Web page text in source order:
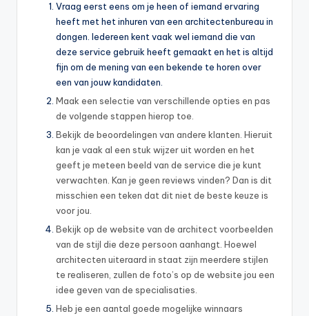
Vraag eerst eens om je heen of iemand ervaring
heeft met het inhuren van een architectenbureau in
dongen. Iedereen kent vaak wel iemand die van
deze service gebruik heeft gemaakt en het is altijd
fijn om de mening van een bekende te horen over
een van jouw kandidaten.
Maak een selectie van verschillende opties en pas
de volgende stappen hierop toe.
Bekijk de beoordelingen van andere klanten. Hieruit
kan je vaak al een stuk wijzer uit worden en het
geeft je meteen beeld van de service die je kunt
verwachten. Kan je geen reviews vinden? Dan is dit
misschien een teken dat dit niet de beste keuze is
voor jou.
Bekijk op de website van de architect voorbeelden
van de stijl die deze persoon aanhangt. Hoewel
architecten uiteraard in staat zijn meerdere stijlen
te realiseren, zullen de foto’s op de website jou een
idee geven van de specialisaties.
Heb je een aantal goede mogelijke winnaars